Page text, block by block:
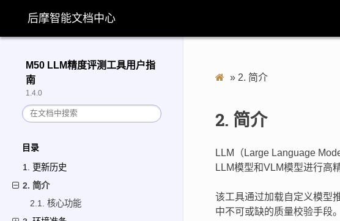
M50 LLM精度评测工具用户指
南
1.4.0
目录
1. 更新历史
2. 简介
2.1. 核心功能
» 2. 简介
2. 简介
LLM（Large Language
LLM模型和VLM模型进行高
该工具通过加载自定义模型
中不可或缺的质量校验手段。